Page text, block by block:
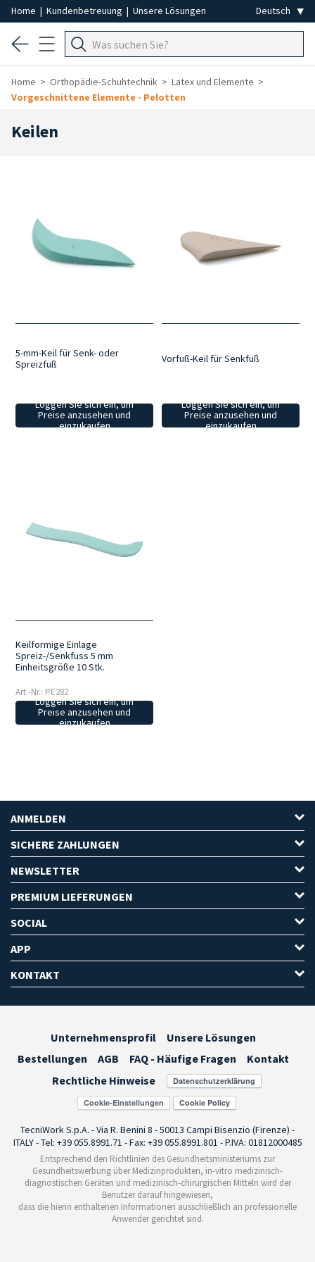
Home | Kundenbetreuung | Unsere Lösungen
Home Orthopädie-Schuhtechnik
Latex und Elemente
Vorgeschnittene Elemente - Pelotten
Keilen
5-mm-Keil für Senk- oder
Spreizfuß
Loggen Sie sich ein, um
Preise anzusehen und
einzukaufen
Vorfuß-Keil für Senkfuß
Loggen Sie sich ein, um
Preise anzusehen und
einzukaufen
Keilformige Einlage
Spreiz-/Senkfuss 5 mm
Einheitsgröße 10 Stk.
Art.-Nr.: PE282
Loggen Sie sich ein, um
Preise anzusehen und
einzukaufen
ANMELDEN
SICHERE ZAHLUNGEN
NEWSLETTER
PREMIUM LIEFERUNGEN
SOCIAL
APP
KONTAKT
Unternehmensprofil
Unsere Lösungen
Bestellungen
AGB FAQ - Häufige Fragen
Kontakt
Rechtliche Hinweise
Cookie-Einstellungen
TecniWork S.p.A. - Via R. Benini 8 - 50013 Campi Bisenzio (Firenze) -
ITALY - Tel: +39 055.8991.71 - Fax: +39 055.8991.801 - P.IVA: 01812000485
Entsprechend den Richtlinien des Gesundheitsministeriums zur
Gesundheitswerbung über Medizinprodukten, in-vitro medizinisch-
diagnostischen Geräten und medizinisch-chirurgischen Mitteln wird der
Benutzer darauf hingewiesen,
dass die hierin enthaltenen Informationen ausschließlich an professionelle
Anwender gerichtet sind.